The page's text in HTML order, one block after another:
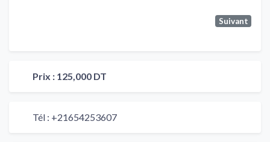
Suivant
Prix : 125,000 DT
Tél : +21654253607